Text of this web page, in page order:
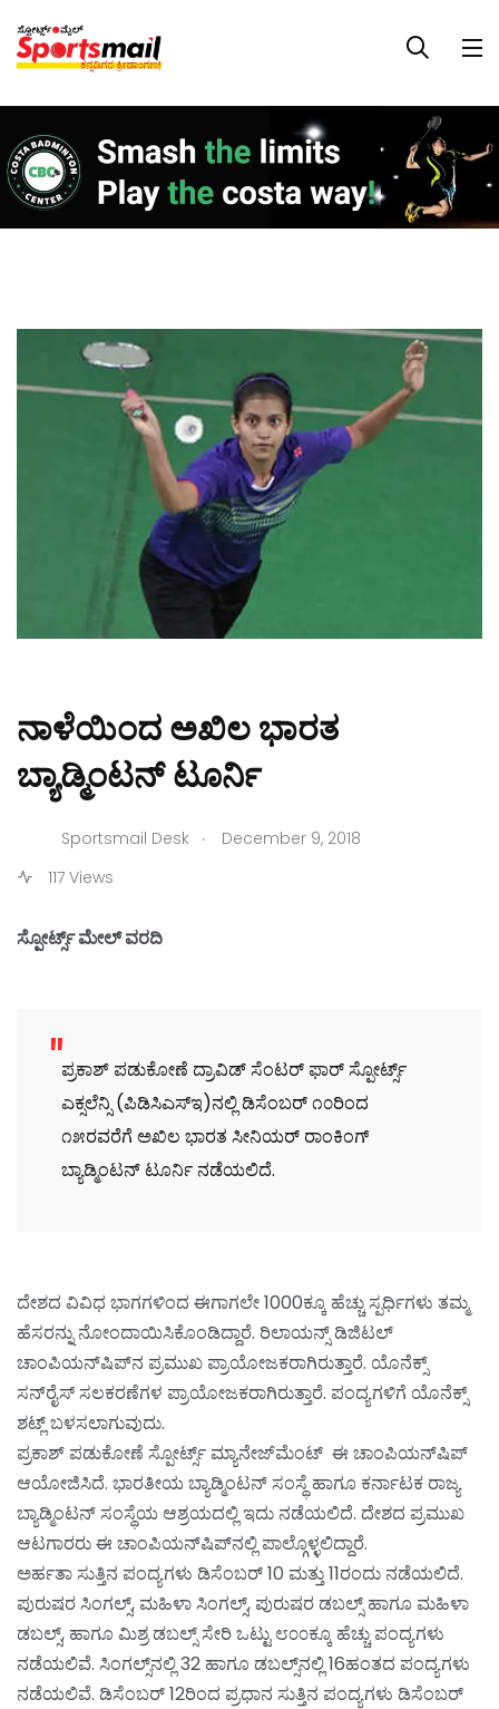
ನಾಳೆಯಿಂದ ಅಖಿಲ ಭಾರತ
ಬ್ಯಾಡ್ಮಿಂಟನ್ ಟೂರ್ನಿ
Sportsmail Desk .
December 9, 2018
117 Views
ಸ್ಪೋರ್ಟ್ಸ್ ಮೇಲ್ ವರದಿ
ಪ್ರಕಾಶ್ ಪಡುಕೋಣೆ ದ್ರಾವಿಡ್ ಸೆಂಟರ್ ಫಾರ್ ಸ್ಪೋರ್ಟ್ಸ್
ಎಕ್ಸಲೆನ್ಸಿ (ಪಿಡಿಸಿಎಸ್‌ಇ)ನಲ್ಲಿ ಡಿಸೆಂಬರ್ ೧೦ರಿಂದ
೧೫ರವರೆಗೆ ಅಖಿಲ ಭಾರತ ಸೀನಿಯರ್ ರಾಂಕಿಂಗ್
ಬ್ಯಾಡ್ಮಿಂಟನ್ ಟೂರ್ನಿ ನಡೆಯಲಿದೆ.
ದೇಶದ ವಿವಿಧ ಭಾಗಗಳಿಂದ ಈಗಾಗಲೇ 1000ಕ್ಕೂ ಹೆಚ್ಚು ಸ್ಪರ್ಧಿಗಳು ತಮ್ಮ
ಹೆಸರನ್ನು ನೋಂದಾಯಿಸಿಕೊಂಡಿದ್ದಾರೆ. ರಿಲಾಯನ್ಸ್ ಡಿಜಿಟಲ್
ಚಾಂಪಿಯನ್‌ಷಿಪ್‌ನ ಪ್ರಮುಖ ಪ್ರಾಯೋಜಕರಾಗಿರುತ್ತಾರೆ. ಯೊನೆಕ್ಸ್
ಸನ್‌ರೈಸ್ ಸಲಕರಣೆಗಳ ಪ್ರಾಯೋಜಕರಾಗಿರುತ್ತಾರೆ. ಪಂದ್ಯಗಳಿಗೆ ಯೊನೆಕ್ಸ್
ಶಟ್ಲ್ ಬಳಸಲಾಗುವುದು.
ಪ್ರಕಾಶ್ ಪಡುಕೋಣೆ ಸ್ಪೋರ್ಟ್ಸ್ ಮ್ಯಾನೇಜ್‌ಮೆಂಟ್ ಈ ಚಾಂಪಿಯನ್‌ಷಿಪ್
ಆಯೋಜಿಸಿದೆ. ಭಾರತೀಯ ಬ್ಯಾಡ್ಮಿಂಟನ್ ಸಂಸ್ಥೆ ಹಾಗೂ ಕರ್ನಾಟಕ ರಾಜ್ಯ
ಬ್ಯಾಡ್ಮಿಂಟನ್ ಸಂಸ್ಥೆಯ ಆಶ್ರಯದಲ್ಲಿ ಇದು ನಡೆಯಲಿದೆ. ದೇಶದ ಪ್ರಮುಖ
ಆಟಗಾರರು ಈ ಚಾಂಪಿಯನ್‌ಷಿಪ್‌ನಲ್ಲಿ ಪಾಲ್ಗೊಳ್ಳಲಿದ್ದಾರೆ.
ಅರ್ಹತಾ ಸುತ್ತಿನ ಪಂದ್ಯಗಳು ಡಿಸೆಂಬರ್ 10 ಮತ್ತು 11ರಂದು ನಡೆಯಲಿದೆ.
ಪುರುಷರ ಸಿಂಗಲ್ಸ್, ಮಹಿಳಾ ಸಿಂಗಲ್ಸ್, ಪುರುಷರ ಡಬಲ್ಸ್ ಹಾಗೂ ಮಹಿಳಾ
ಡಬಲ್ಸ್, ಹಾಗೂ ಮಿಶ್ರ ಡಬಲ್ಸ್ ಸೇರಿ ಒಟ್ಟು ೮೦೦ಕ್ಕೂ ಹೆಚ್ಚು ಪಂದ್ಯಗಳು
ನಡೆಯಲಿವೆ. ಸಿಂಗಲ್ಸ್‌ನಲ್ಲಿ 32 ಹಾಗೂ ಡಬಲ್ಸ್‌ನಲ್ಲಿ 16ಹಂತದ ಪಂದ್ಯಗಳು
ನಡೆಯಲಿವೆ. ಡಿಸೆಂಬರ್ 12ರಿಂದ ಪ್ರಧಾನ ಸುತ್ತಿನ ಪಂದ್ಯಗಳು ಡಿಸೆಂಬರ್